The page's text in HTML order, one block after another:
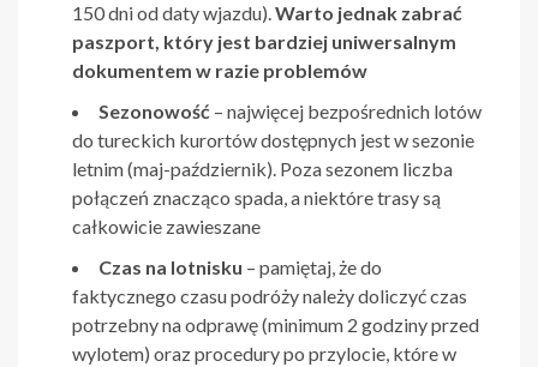
150 dni od daty wjazdu).Warto jednak zabrać
paszport, który jest bardziej uniwersalnym
dokumentem w razie problemów
Sezonowość – najwięcej bezpośrednich lotów
do tureckich kurortów dostępnych jest w sezonie
letnim (maj-październik). Poza sezonem liczba
połączeń znacząco spada, a niektóre trasy są
całkowicie zawieszane
Czas na lotnisku – pamiętaj, że do
faktycznego czasu podróży należy doliczyć czas
potrzebny na odprawę (minimum 2 godziny przed
wylotem) oraz procedury po przylocie, które w